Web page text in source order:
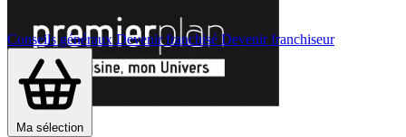
Conseils généraux Devenir franchisé Devenir franchiseur
Ma sélection